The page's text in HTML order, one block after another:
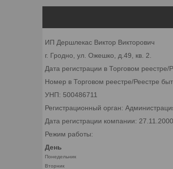
ИП Дершлекас Виктор Викторович
г. Гродно, ул. Ожешко, д.49, кв. 2.
Дата регистрации в Торговом
Номер в Торговом реестре/Реестре
УНП: 500486711
Регистрационный орган:
Дата регистрации компании: 27.11.2000
Режим работы:
День
Понедельник
Вторник